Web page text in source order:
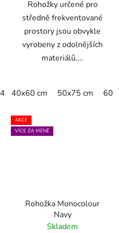
40x60 cm 50x75 cm 60x90
Rohožky určené pro
středně frekventované
prostory jsou obvykle
vyrobeny z odolnějších
materiálů,...
40x60 cm 50x75 cm
AKCE
VÍCE ZA MÉNĚ
Rohožka Monocolour
Navy
Skladem